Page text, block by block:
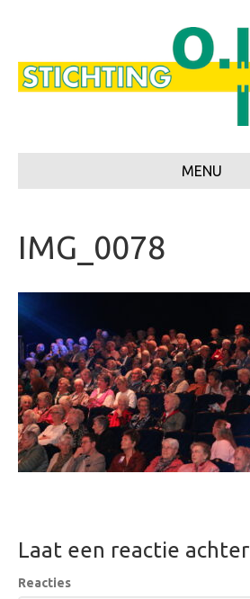
MENU
IMG_0078
Laat een reactie achter
Reacties